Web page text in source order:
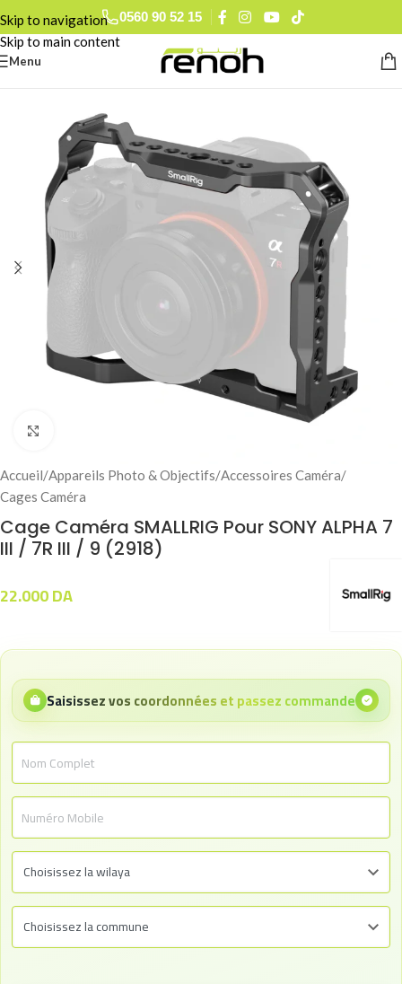
Skip to navigation
Skip to main content
0560 90 52 15
Menu
Accueil/Appareils Photo & Objectifs/Accessoires Caméra/
Cages Caméra
Cage Caméra SMALLRIG Pour SONY ALPHA 7
III / 7R III / 9 (2918)
22.000DA
Saisissez vos coordonnées et passez commande